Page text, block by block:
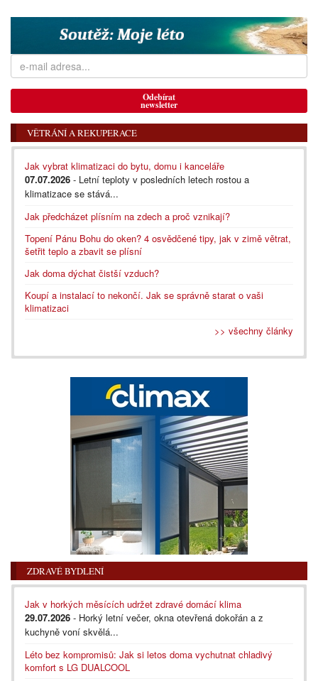
Odebírat
newsletter
VĚTRÁNÍ A REKUPERACE
Jak vybrat klimatizaci do bytu, domu i kanceláře
07.07.2026 - Letní teploty v posledních letech rostou a
klimatizace se stává...
Jak předcházet plísním na zdech a proč vznikají?
Topení Pánu Bohu do oken? 4 osvědčené tipy, jak v zimě větrat,
šetřit teplo a zbavit se plísní
Jak doma dýchat čistší vzduch?
Koupí a instalací to nekončí. Jak se správně starat o vaši
klimatizaci
>> všechny články
ZDRAVÉ BYDLENÍ
Jak v horkých měsících udržet zdravé domácí klima
29.07.2026 - Horký letní večer, okna otevřená dokořán a z
kuchyně voní skvělá...
Léto bez kompromisů: Jak si letos doma vychutnat chladivý
komfort s LG DUALCOOL